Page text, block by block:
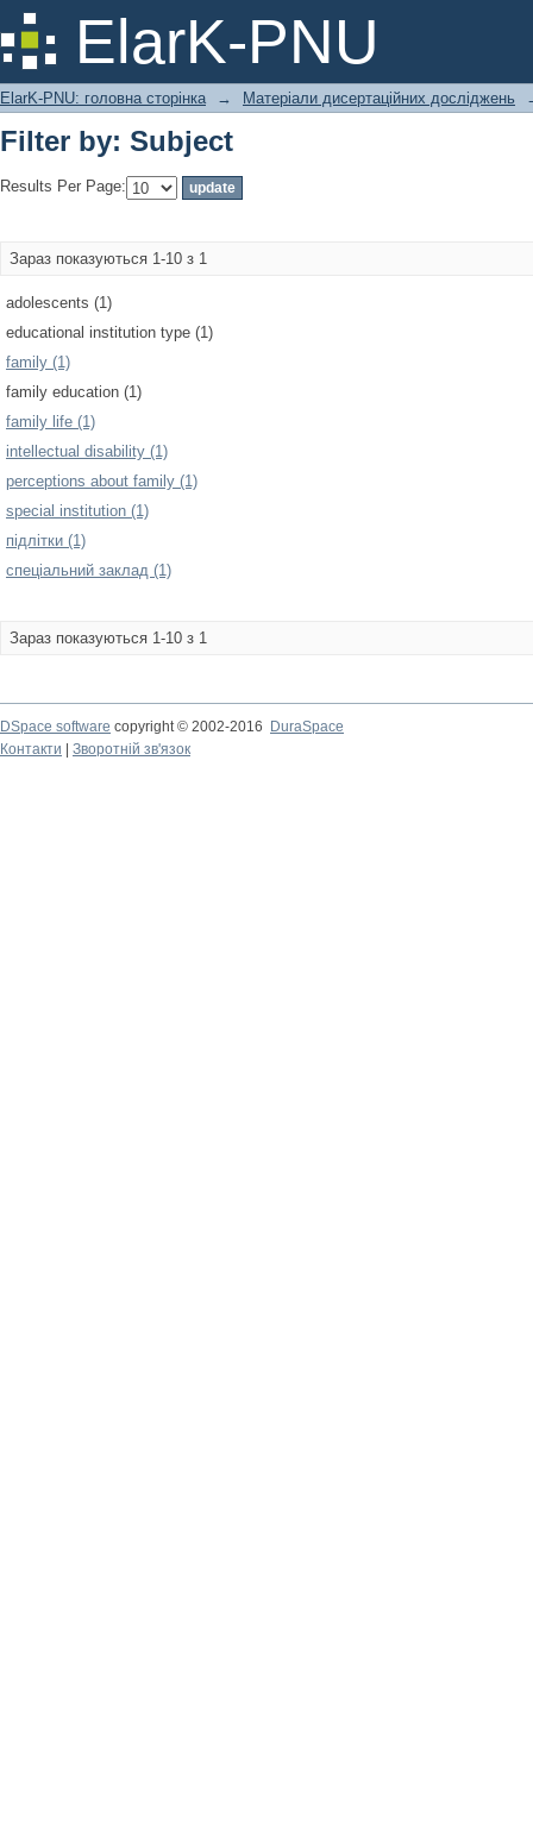
ElarK-PNU
Filter by: Subject
ElarK-PNU: головна сторінка → Матеріали дисертаційних досліджень
Filter by: Subject
Results Per Page:
Зараз показуються 1-10 з 1
adolescents (1)
educational institution type (1)
family (1)
family education (1)
family life (1)
intellectual disability (1)
perceptions about family (1)
special institution (1)
підлітки (1)
спеціальний заклад (1)
Зараз показуються 1-10 з 1
DSpace software copyright © 2002-2016
DuraSpace
Контакти
Зворотній зв'язок